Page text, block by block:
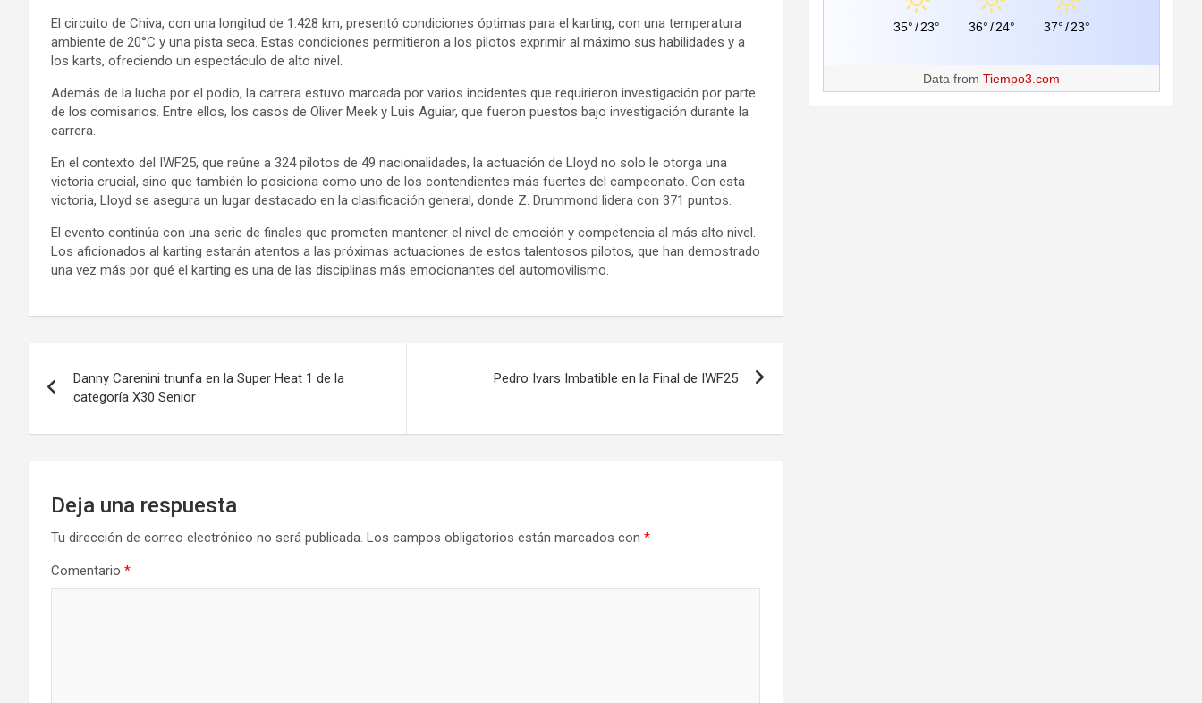
El circuito de Chiva, con una longitud de 1.428 km, presentó condiciones óptimas para el karting, con una temperatura
ambiente de 20°C y una pista seca. Estas condiciones permitieron a los pilotos exprimir al máximo sus habilidades y a
los karts, ofreciendo un espectáculo de alto nivel.
Además de la lucha por el podio, la carrera estuvo marcada por varios incidentes que requirieron investigación por parte
de los comisarios. Entre ellos, los casos de Oliver Meek y Luis Aguiar, que fueron puestos bajo investigación durante la
carrera.
En el contexto del IWF25, que reúne a 324 pilotos de 49 nacionalidades, la actuación de Lloyd no solo le otorga una
victoria crucial, sino que también lo posiciona como uno de los contendientes más fuertes del campeonato. Con esta
victoria, Lloyd se asegura un lugar destacado en la clasificación general, donde Z. Drummond lidera con 371 puntos.
El evento continúa con una serie de finales que prometen mantener el nivel de emoción y competencia al más alto nivel.
Los aficionados al karting estarán atentos a las próximas actuaciones de estos talentosos pilotos, que han demostrado
una vez más por qué el karting es una de las disciplinas más emocionantes del automovilismo.
de
entradas
Danny Carenini triunfa en la Super Heat 1 de la
categoría X30 Senior
Pedro Ivars Imbatible en la Final de IWF25
Deja una respuesta
Tu dirección de correo electrónico no será publicada. Los campos obligatorios están marcados con *
Comentario *
35°/ 23° 36°/ 24° 37°/ 23°
Data fromTiempo3.com